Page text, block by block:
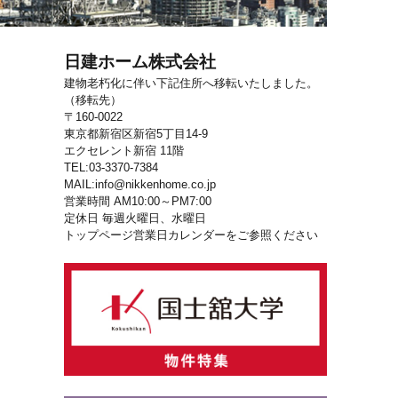
日建ホーム株式会社
建物老朽化に伴い下記住所へ移転いたしました。
（移転先）
〒160-0022
東京都新宿区新宿5丁目14-9
エクセレント新宿 11階
TEL:03-3370-7384
MAIL:info@nikkenhome.co.jp
営業時間 AM10:00～PM7:00
定休日 毎週火曜日、水曜日
トップページ営業日カレンダーをご参照ください